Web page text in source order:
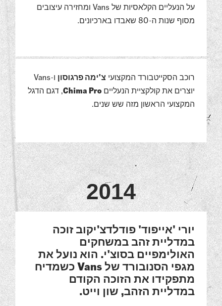
על הנעליים הקלאסיות של Vans ומחזירה עיצובים
מסוף שנות ה-80 שאבדו בארכיונים.
רוכב הסקייטבורד המקצועי צ'ימה פרגוסון
ו-Vans
יוצרים את קולקציית הנעלייםChima Pro, דגם הדגל
המקצועי הראשון מזה שש שנים.
2014
יורי 'אייפוד' פודלדצ'יקוב זוכה
במדליית זהב במשחקים
האולימפיים בסוצ'י. הוא נועל את
מגפי הסנובורד של Vans כשמדיח
מתפקידו את הזוכה הקודם
במדליית הזהב, שון וייט.